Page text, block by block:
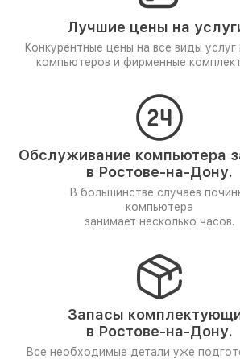
Лучшие цены на
Конкурентные цены на все виды услуг
компьютеров и фирменные
Обслуживание компьютера
в Ростове-на-Дону.
В большинстве случаев
компьютера
занимает несколько часов.
Запасы
в Ростове-на-Дону.
Все необходимые детали уже